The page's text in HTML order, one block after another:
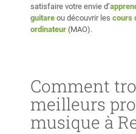
satisfaire votre envie d’
guitare ou découvrir les cours
ordinateur (MAO).
Comment
meilleurs
musique à